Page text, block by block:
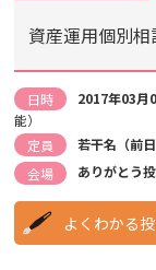
資産運用個別相
日時 2017年03月
能）
定員
若干名（前
会場
ありがとう
よくわかる